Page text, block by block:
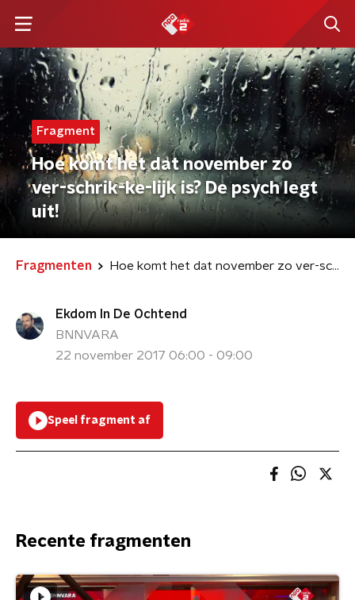
Fragment
Hoe komt het dat november zo
ver-schrik-ke-lijk is? De psych legt
uit!
Fragmenten Hoe komt het dat november zo ver-schrik-ke-lijk is? De psych legt uit!
Ekdom In De Ochtend
BNNVARA
22 november 2017 06:00 - 09:00
Speel fragment af
Recente fragmenten